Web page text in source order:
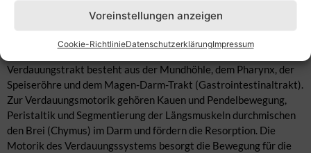
Voreinstellungen anzeigen
Cookie-RichtlinieDatenschutzerklärungImpressum
Aufspaltung. Der Verdauungstrakt, Verdauungsapparat besteht
aus Organe, die der Aufnahme, der Zerkleinerung und dem
Weitertransport der Nahrung dienen, um diese zu verdauen und
Verdauungstrakt besteht aus der Mundhöhle, dem Pharynx, der
Speiseröhre und dem Magen-Darm-Trakt (Gastrointestinaltrakt).
Zur Verdauungsmotorik gehören Kauen und Pendelbewegung,
Peristaltik und Segmentierung der Längsmuskeln durchmischen
den Brei (Chymus) im Darm und fördern die Resorption. Die
Motorik des Verdauungssystems besorgt die Bewegung für die